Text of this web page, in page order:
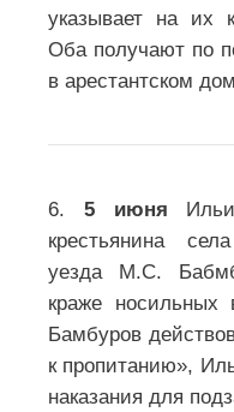
указывает на их
Оба получают по
в арестантском
6. 5 июня
крестьянина
уезда М.С.
краже
Бамбуров
к пропитанию»,
наказания для